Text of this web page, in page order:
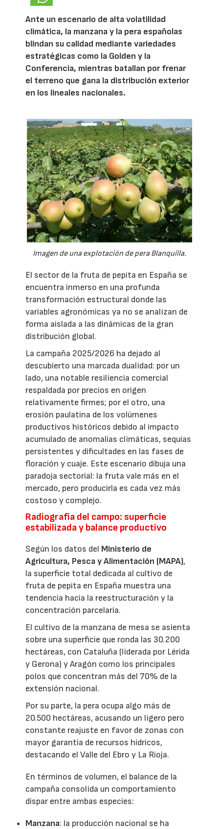
Ante un escenario de alta volatilidad
climática, la manzana y la pera españolas
blindan su calidad mediante variedades
estratégicas como la Golden y la
Conferencia, mientras batallan por frenar
el terreno que gana la distribución exterior
en los lineales nacionales.
Imagen de una explotación de pera Blanquilla.
El sector de la fruta de pepita en España se
encuentra inmerso en una profunda
transformación estructural donde las
variables agronómicas ya no se analizan de
forma aislada a las dinámicas de la gran
distribución global.
La campaña 2025/2026 ha dejado al
descubierto una marcada dualidad: por un
lado, una notable resiliencia comercial
respaldada por precios en origen
relativamente firmes; por el otro, una
erosión paulatina de los volúmenes
productivos históricos debido al impacto
acumulado de anomalías climáticas, sequías
persistentes y dificultades en las fases de
floración y cuaje. Este escenario dibuja una
paradoja sectorial: la fruta vale más en el
mercado, pero producirla es cada vez más
costoso y complejo.
Radiografía del campo: superficie
estabilizada y balance productivo
Según los datos del Ministerio de
Agricultura, Pesca y Alimentación (MAPA),
la superficie total dedicada al cultivo de
fruta de pepita en España muestra una
tendencia hacia la reestructuración y la
concentración parcelaria.
El cultivo de la manzana de mesa se asienta
sobre una superficie que ronda las 30.200
hectáreas, con Cataluña (liderada por Lérida
y Gerona) y Aragón como los principales
polos que concentran más del 70% de la
extensión nacional.
Por su parte, la pera ocupa algo más de
20.500 hectáreas, acusando un ligero pero
constante reajuste en favor de zonas con
mayor garantía de recursos hídricos,
destacando el Valle del Ebro y La Rioja.
En términos de volumen, el balance de la
campaña consolida un comportamiento
dispar entre ambas especies:
Manzana: la producción nacional se ha